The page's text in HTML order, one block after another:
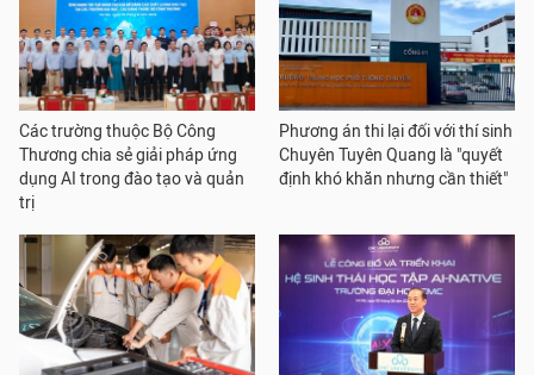
Các trường thuộc Bộ Công
Thương chia sẻ giải pháp ứng
dụng AI trong đào tạo và quản
trị
Phương án thi lại đối với thí sinh
Chuyên Tuyên Quang là "quyết
định khó khăn nhưng cần thiết"